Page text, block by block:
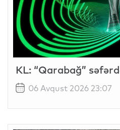
KL: “Qarabağ”
06 Avqust 2026 23:07